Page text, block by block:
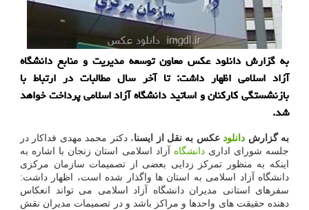
به گزارش دانلود عکس معاون توسعه مدیریت و منابع دانشگاه
آزاد اسلامی اظهار داشت: تا آخر سال مطالبات در ارتباط با
بازنشستگی کارکنان و اساتید دانشگاه آزاد اسلامی پرداخت خواهد
شد.
به گزارش دانلودعکس به نقل از ایسنا، دکتر محمد مهدی فداکار در
جلسه شورای اداریدانشگاه آزاد اسلامی استان زنجان با اشاره به
اینکه به منظور تمرکز زدایی بعضی از تصمیمات سازمان مرکزی
دانشگاه آزاد اسلامی به استان ها واگذار شده است، اظهار داشت:
سفرهای استانی مدیران دانشگاه آزاد اسلامی می تواند انعکاس
دهنده حقیقت های واحدها و مراکز باشد و در تصمیمات مدیران نقش